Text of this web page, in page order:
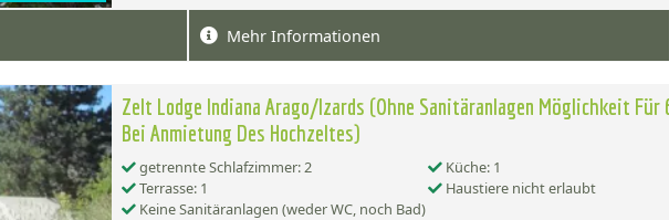
Mehr Informationen
Zelt Lodge Indiana Arago/Izards (Ohne Sanitäranlagen Möglichkeit Für
Bei Anmietung Des Hochzeltes)
getrennte Schlafzimmer: 2
Küche: 1
Terrasse: 1
Haustiere nicht erlaubt
Keine Sanitäranlagen (weder WC, noch Bad)